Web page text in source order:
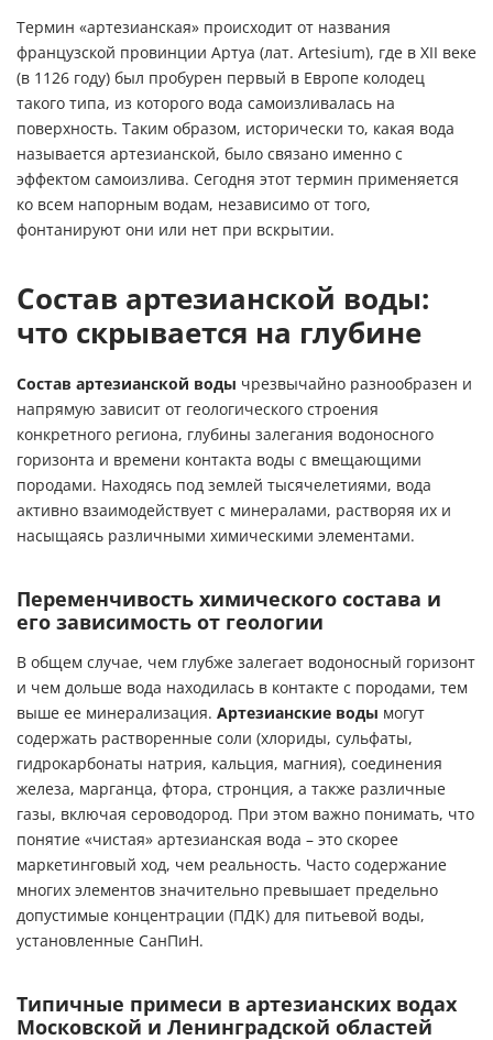
Термин «артезианская» происходит от названия
французской провинции Артуа (лат. Artesium), где в XII веке
(в 1126 году) был пробурен первый в Европе колодец
такого типа, из которого вода самоизливалась на
поверхность. Таким образом, исторически то, какая вода
называется артезианской, было связано именно с
эффектом самоизлива. Сегодня этот термин применяется
ко всем напорным водам, независимо от того,
фонтанируют они или нет при вскрытии.
Состав артезианской воды:
что скрывается на глубине
Состав артезианской воды чрезвычайно разнообразен и
напрямую зависит от геологического строения
конкретного региона, глубины залегания водоносного
горизонта и времени контакта воды с вмещающими
породами. Находясь под землей тысячелетиями, вода
активно взаимодействует с минералами, растворяя их и
насыщаясь различными химическими элементами.
Переменчивость химического состава и
его зависимость от геологии
В общем случае, чем глубже залегает водоносный горизонт
и чем дольше вода находилась в контакте с породами, тем
выше ее минерализация. Артезианские воды могут
содержать растворенные соли (хлориды, сульфаты,
гидрокарбонаты натрия, кальция, магния), соединения
железа, марганца, фтора, стронция, а также различные
газы, включая сероводород. При этом важно понимать, что
понятие «чистая» артезианская вода – это скорее
маркетинговый ход, чем реальность. Часто содержание
многих элементов значительно превышает предельно
допустимые концентрации (ПДК) для питьевой воды,
установленные СанПиН.
Типичные примеси в артезианских водах
Московской и Ленинградской областей